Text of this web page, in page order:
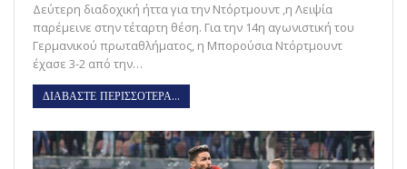
Δεύτερη διαδοχική ήττα για την Ντόρτμουντ ,η Λειψία
παρέμεινε στην τέταρτη θέση. Για την 14η αγωνιστική του
Γερμανικού πρωταθλήματος, η Μπορούσια Ντόρτμουντ
έχασε 3-2 από την…
ΔΙΑΒΑΣΤΕ ΠΕΡΙΣΣΟΤΕΡΑ...